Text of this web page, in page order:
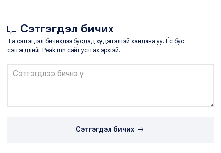
Сэтгэгдэл бичих
Та сэтгэгдэл бичихдээ бусдад хүндэтгэлтэй хандана уу. Ёс бус
сэтгэгдлийг Peak.mn сайт устгах эрхтэй.
Сэтгэгдэл бичих